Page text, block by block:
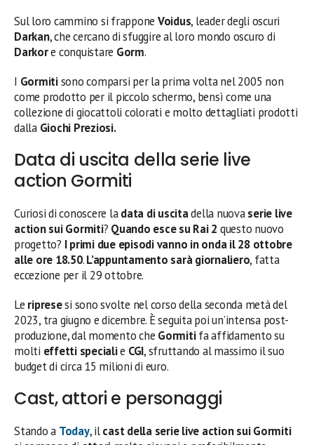
Sul loro cammino si frappone Voidus, leader degli oscuri
Darkan, che cercano di sfuggire al loro mondo oscuro di
Darkore conquistare Gorm.
I Gormitisono comparsi per la prima volta nel 2005 non
come prodotto per il piccolo schermo, bensì come una
collezione di giocattoli colorati e molto dettagliati prodotti
dalla Giochi Preziosi.
Data di uscita della serie live
action Gormiti
Curiosi di conoscere ladata di uscitadella nuovaserie live
action sui Gormiti? Quando esce su Rai 2 questo nuovo
progetto? I primi due episodi vanno in onda il 28 ottobre
alle ore 18.50.L’appuntamento sarà giornaliero, fatta
eccezione per il 29 ottobre.
Le ripresesi sono svolte nel corso della seconda metà del
2023, tra giugno e dicembre. È seguita poi un’intensa post-
produzione, dal momento che Gormitifa affidamento su
molti effetti specialie CGI, sfruttando al massimo il suo
budget di circa 15 milioni di euro.
Cast, attori e personaggi
Stando a Today, ilcast della serie live action sui Gormiti